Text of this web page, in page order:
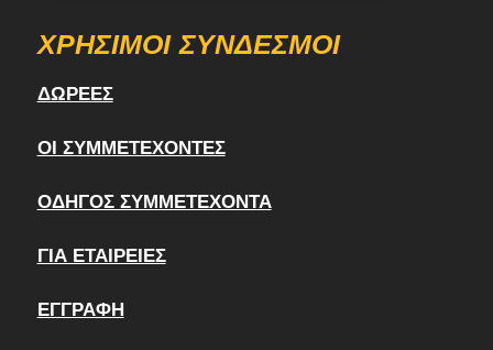
ΧΡΉΣΙΜΟΙ ΣΎΝΔΕΣΜΟΙ
ΔΩΡΕΈΣ
ΟΙ ΣΥΜΜΕΤΈΧΟΝΤΕΣ
ΟΔΗΓΌΣ ΣΥΜΜΕΤΈΧΟΝΤΑ
ΓΙΑ ΕΤΑΙΡΕΊΕΣ
ΕΓΓΡΑΦΉ